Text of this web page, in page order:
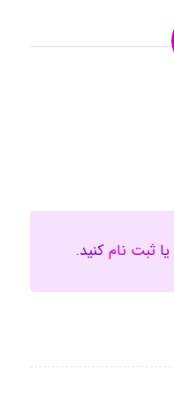
یا ثبت نامکنید.